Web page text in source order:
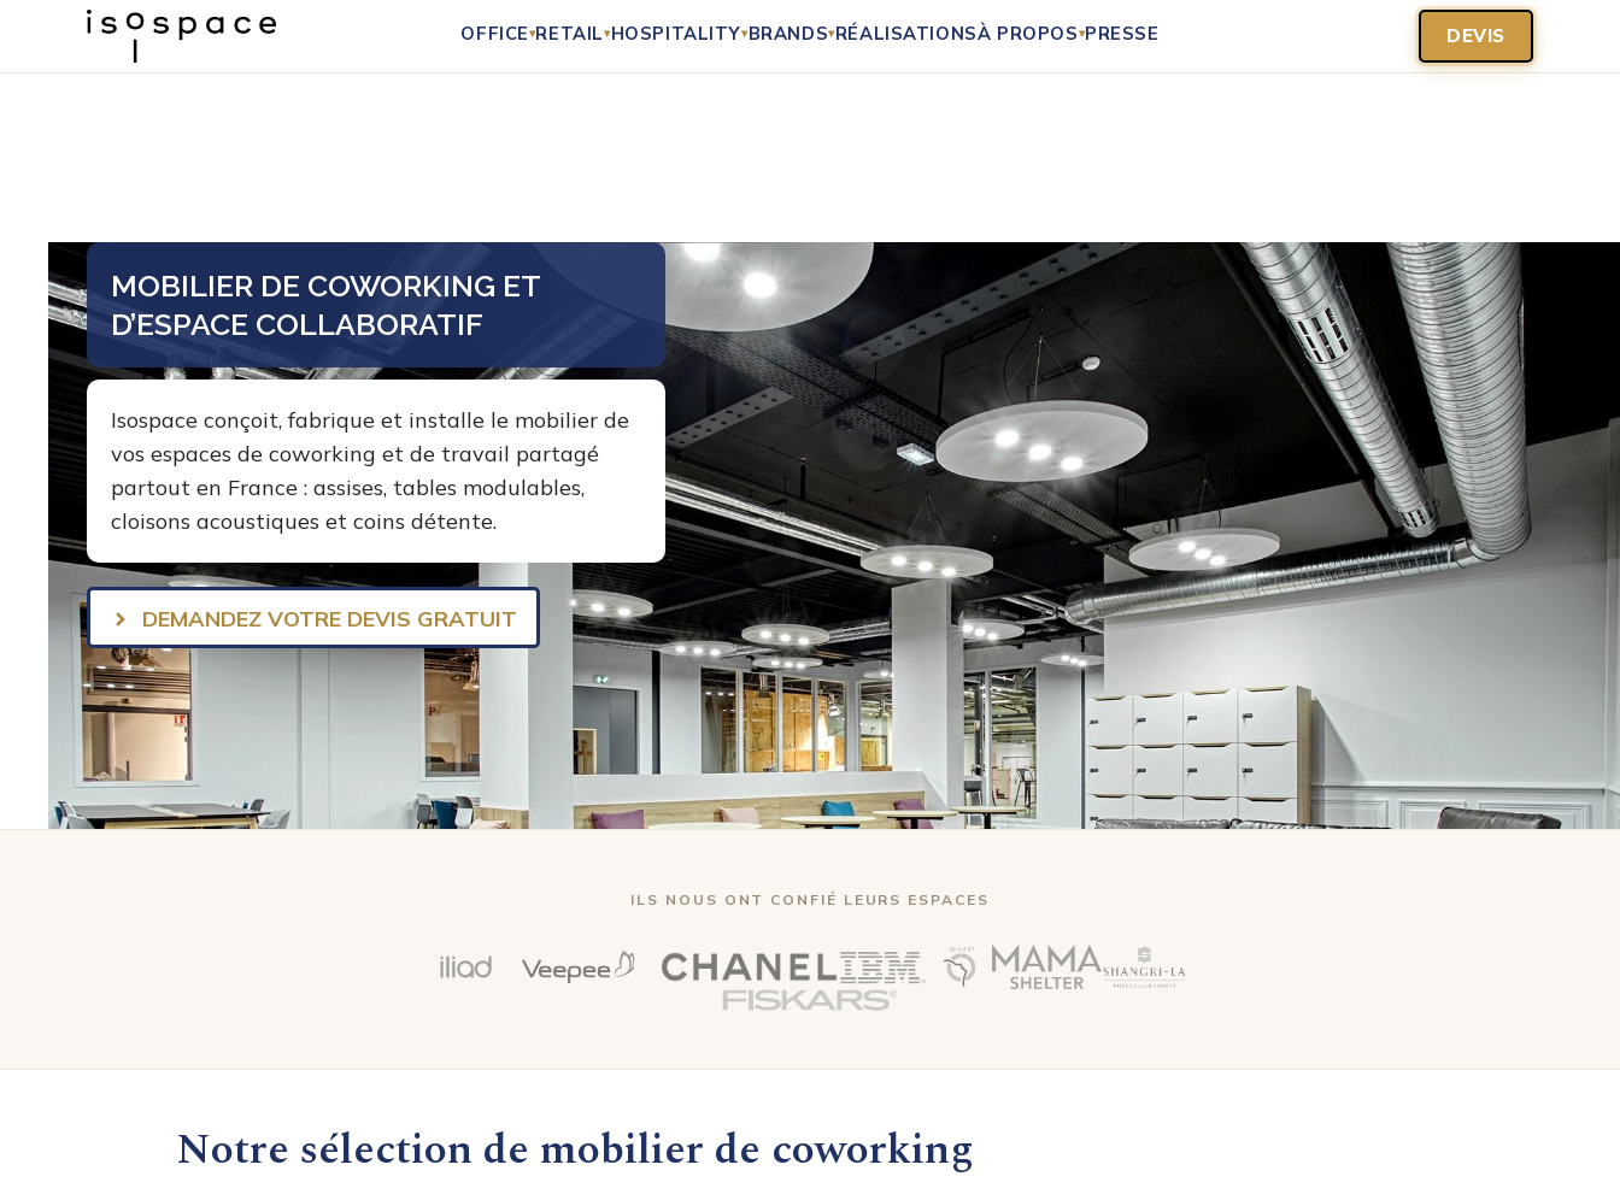
OFFICE▾RETAIL▾HOSPITALITY▾BRANDS▾RÉALISATIONSÀ PROPOS▾PRESSE DEVIS
MOBILIER DE COWORKING ET
D’ESPACE COLLABORATIF
Isospace conçoit, fabrique et installe le mobilier de
vos espaces de coworking et de travail partagé
partout en France : assises, tables modulables,
cloisons acoustiques et coins détente.
DEMANDEZ VOTRE DEVIS GRATUIT
ILS NOUS ONT CONFIÉ LEURS ESPACES
Notre sélection de mobilier de coworking